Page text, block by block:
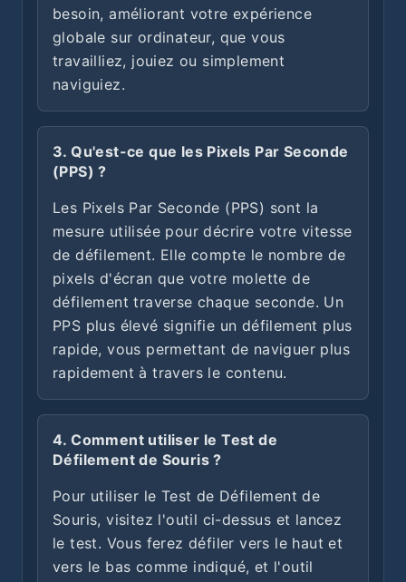
besoin, améliorant votre expérience
globale sur ordinateur, que vous
travailliez, jouiez ou simplement
naviguiez.
3. Qu'est-ce que les Pixels Par Seconde
(PPS) ?
Les Pixels Par Seconde (PPS) sont la
mesure utilisée pour décrire votre vitesse
de défilement. Elle compte le nombre de
pixels d'écran que votre molette de
défilement traverse chaque seconde. Un
PPS plus élevé signifie un défilement plus
rapide, vous permettant de naviguer plus
rapidement à travers le contenu.
4. Comment utiliser le Test de
Défilement de Souris ?
Pour utiliser le Test de Défilement de
Souris, visitez l'outil ci-dessus et lancez
le test. Vous ferez défiler vers le haut et
vers le bas comme indiqué, et l'outil